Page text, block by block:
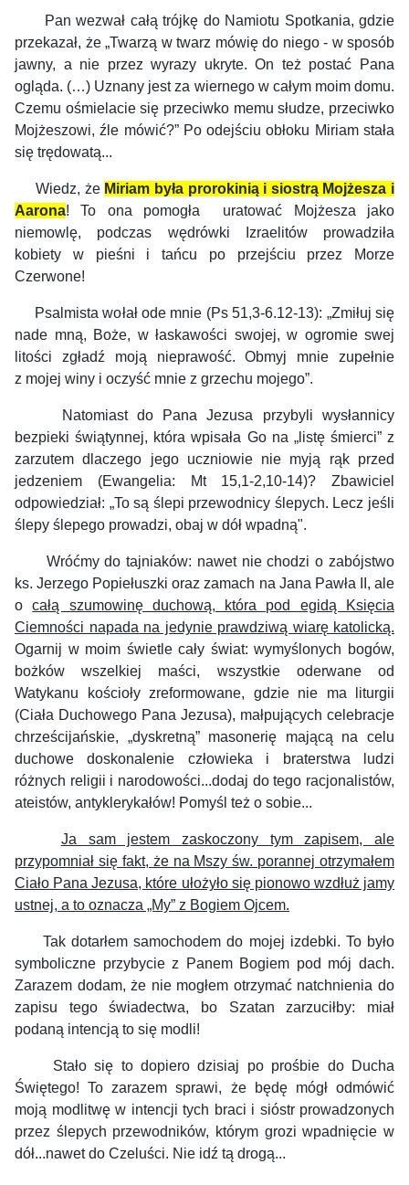
Pan wezwał całą trójkę do Namiotu Spotkania, gdzie
przekazał, że „Twarzą w twarz mówię do niego - w sposób
jawny, a nie przez wyrazy ukryte. On też postać Pana
ogląda. (…) Uznany jest za wiernego w całym moim domu.
Czemu ośmielacie się przeciwko memu słudze, przeciwko
Mojżeszowi, źle mówić?” Po odejściu obłoku Miriam stała
się trędowatą...
Wiedz, że Miriam była prorokinią i siostrą Mojżesza i
Aarona! To ona pomogła uratować Mojżesza jako
niemowlę, podczas wędrówki Izraelitów prowadziła
kobiety w pieśni i tańcu po przejściu przez Morze
Czerwone!
Psalmista wołał ode mnie (Ps 51,3-6.12-13): „Zmiłuj się
nade mną, Boże, w łaskawości swojej, w ogromie swej
litości zgładź moją nieprawość. Obmyj mnie zupełnie
z mojej winy i oczyść mnie z grzechu mojego”.
Natomiast do Pana Jezusa przybyli wysłannicy
bezpieki świątynnej, która wpisała Go na „listę śmierci” z
zarzutem dlaczego jego uczniowie nie myją rąk przed
jedzeniem (Ewangelia: Mt 15,1-2,10-14)? Zbawiciel
odpowiedział: „To są ślepi przewodnicy ślepych. Lecz jeśli
ślepy ślepego prowadzi, obaj w dół wpadną".
Wróćmy do tajniaków: nawet nie chodzi o zabójstwo
ks. Jerzego Popiełuszki oraz zamach na Jana Pawła II, ale
ocałą szumowinę duchową, która pod egidą Księcia
Ciemności napada na jedynie prawdziwą wiarę katolicką.
Ogarnij w moim świetle cały świat: wymyślonych bogów,
bożków wszelkiej maści, wszystkie oderwane od
Watykanu kościoły zreformowane, gdzie nie ma liturgii
(Ciała Duchowego Pana Jezusa), małpujących celebracje
chrześcijańskie, „dyskretną” masonerię mającą na celu
duchowe doskonalenie człowieka i braterstwa ludzi
różnych religii i narodowości...dodaj do tego racjonalistów,
ateistów, antyklerykałów! Pomyśl też o sobie...
Ja sam jestem zaskoczony tym zapisem, ale
przypomniał się fakt, że na Mszy św. porannej otrzymałem
Ciało Pana Jezusa, które ułożyło się pionowo wzdłuż jamy
ustnej, a to oznacza „My” z Bogiem Ojcem.
Tak dotarłem samochodem do mojej izdebki. To było
symboliczne przybycie z Panem Bogiem pod mój dach.
Zarazem dodam, że nie mogłem otrzymać natchnienia do
zapisu tego świadectwa, bo Szatan zarzuciłby: miał
podaną intencją to się modli!
Stało się to dopiero dzisiaj po prośbie do Ducha
Świętego! To zarazem sprawi, że będę mógł odmówić
moją modlitwę w intencji tych braci i sióstr prowadzonych
przez ślepych przewodników, którym grozi wpadnięcie w
dół...nawet do Czeluści. Nie idź tą drogą...